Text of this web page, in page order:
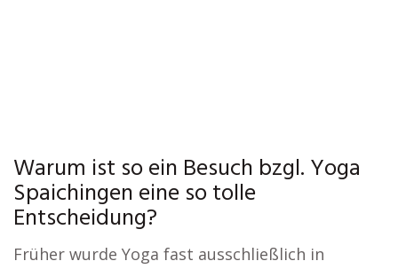
Warum ist so ein Besuch bzgl. Yoga
Spaichingen eine so tolle
Entscheidung?
Früher wurde Yoga fast ausschließlich in